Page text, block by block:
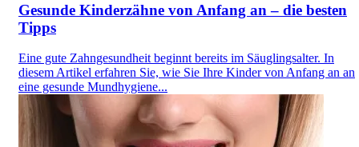
Gesunde Kinderzähne von Anfang an – die besten
Tipps
Eine gute Zahngesundheit beginnt bereits im Säuglingsalter. In
diesem Artikel erfahren Sie, wie Sie Ihre Kinder von Anfang an an
eine gesunde Mundhygiene...